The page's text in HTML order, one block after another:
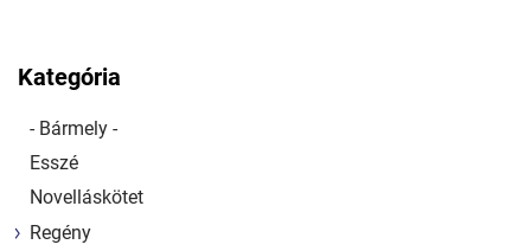
Kategória
- Bármely -
Esszé
Novelláskötet
Regény